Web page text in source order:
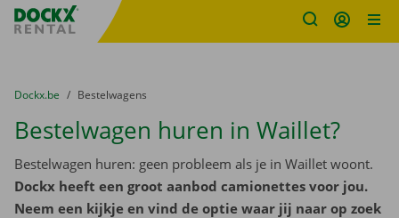
Fratello DEMO
U bevindt zich hier:
van
Dockx.be naar
Bestelwagens
Bestelwagen huren in Waillet?
Bestelwagen huren: geen probleem als je in Waillet woont.
Dockx heeft een groot aanbod camionettes voor jou.
Neem een kijkje en vind de optie waar jij naar op zoek